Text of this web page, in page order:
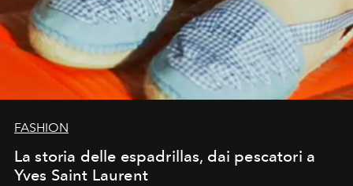
FASHION
La storia delle espadrillas, dai pescatori a
Yves Saint Laurent